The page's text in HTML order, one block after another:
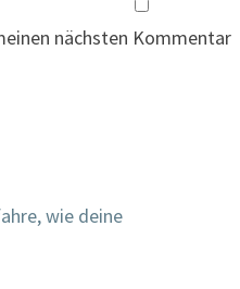
nächsten Kommentar
wie deine